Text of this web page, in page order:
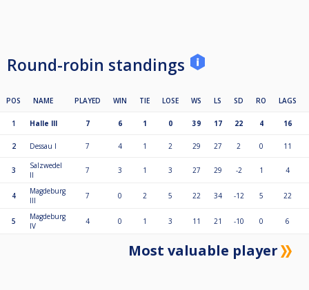
Round-robin standings
POS NAME PLAYED WIN TIE LOSE WS LS SD RO LAGS
1 Halle III 7 6 1 0 39 17 22 4 16
2 Dessau I 7 4 1 2 29 27 2 0 11
3
Salzwedel
II
7 3 1 3 27 29 -2 1 4
4
Magdeburg
III
7 0 2 5 22 34 -12 5 22
5
Magdeburg
IV
4 0 1 3 11 21 -10 0 6
Most valuable player